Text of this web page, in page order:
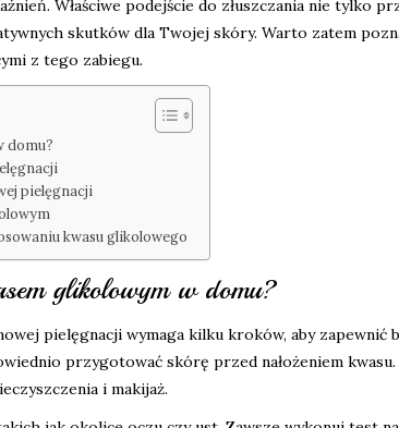
Właściwe podejście do złuszczania nie tylko
skutków dla Twojej skóry. Warto zatem
z tego zabiegu.
domu?
pielęgnacji
kwasu glikolowego
glikolowym w domu?
pielęgnacji wymaga kilku kroków, aby zapewnić
przygotować skórę przed nałożeniem
i makijaż.